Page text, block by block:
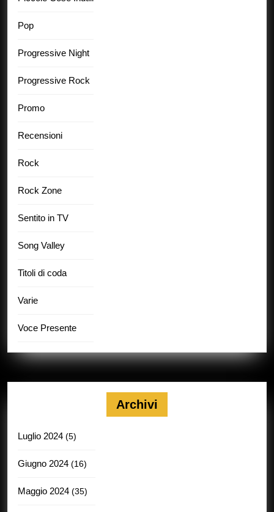
Pop
Progressive Night
Progressive Rock
Promo
Recensioni
Rock
Rock Zone
Sentito in TV
Song Valley
Titoli di coda
Varie
Voce Presente
Archivi
Luglio 2024 (5)
Giugno 2024 (16)
Maggio 2024 (35)